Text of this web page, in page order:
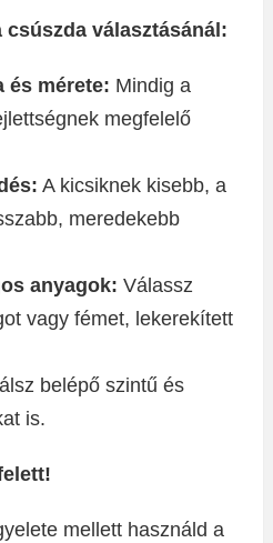
választásánál:
és mérete: Mindig a
megfelelő
A kicsiknek kisebb, a
meredekebb
anyagok: Válassz
vagy fémet, lekerekített
belépő szintű és
is.
mellett használd a